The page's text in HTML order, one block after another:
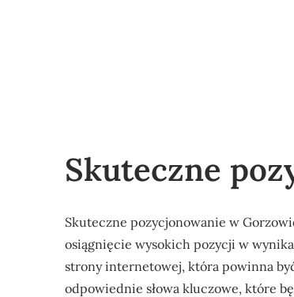
Skuteczne
Skuteczne pozycjonowanie w
osiągnięcie wysokich pozycji w
strony internetowej, która powinna
odpowiednie słowa kluczowe, które